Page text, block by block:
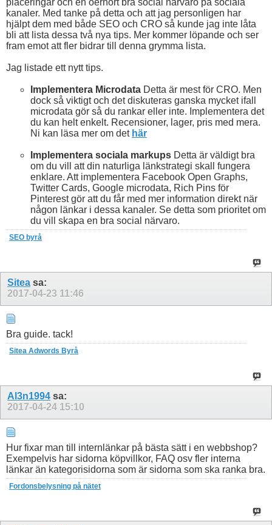
kanaler. Med tanke på detta och att jag personligen har
hjälpt dem med både SEO och CRO så kunde jag inte låta
bli att lista dessa två nya tips. Mer kommer löpande och ser
fram emot att fler bidrar till denna grymma lista.
Jag listade ett nytt tips.
Implementera Microdata Detta är mest för CRO. Men
dock så viktigt och det diskuteras ganska mycket ifall
microdata gör så du rankar eller inte. Implementera det
du kan helt enkelt. Recensioner, lager, pris med mera.
Ni kan läsa mer om det här
Implementera sociala markups Detta är väldigt bra
om du vill att din naturliga länkstrategi skall fungera
enklare. Att implementera Facebook Open Graphs,
Twitter Cards, Google microdata, Rich Pins för
Pinterest gör att du får med mer information direkt när
någon länkar i dessa kanaler. Se detta som prioritet om
du vill skapa en bra social närvaro.
SEO byrå
Sitea sa:
2017-04-23 11:46
Bra guide. tack!
Sitea Adwords Byrå
Al3n1994 sa:
2017-04-24 15:10
Hur fixar man till internlänkar på bästa sätt i en webbshop?
Exempelvis har sidorna köpvillkor, FAQ osv fler interna
länkar än kategorisidorna som är sidorna som ska ranka bra.
Fordonsbelysning på nätet